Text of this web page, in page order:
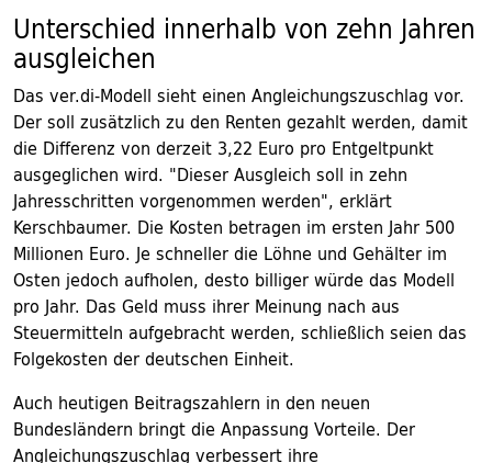
Unterschied innerhalb von zehn Jahren
ausgleichen
Das ver.di-Modell sieht einen Angleichungszuschlag vor.
Der soll zusätzlich zu den Renten gezahlt werden, damit
die Differenz von derzeit 3,22 Euro pro Entgeltpunkt
ausgeglichen wird. "Dieser Ausgleich soll in zehn
Jahresschritten vorgenommen werden", erklärt
Kerschbaumer. Die Kosten betragen im ersten Jahr 500
Millionen Euro. Je schneller die Löhne und Gehälter im
Osten jedoch aufholen, desto billiger würde das Modell
pro Jahr. Das Geld muss ihrer Meinung nach aus
Steuermitteln aufgebracht werden, schließlich seien das
Folgekosten der deutschen Einheit.
Auch heutigen Beitragszahlern in den neuen
Bundesländern bringt die Anpassung Vorteile. Der
Angleichungszuschlag verbessert ihre